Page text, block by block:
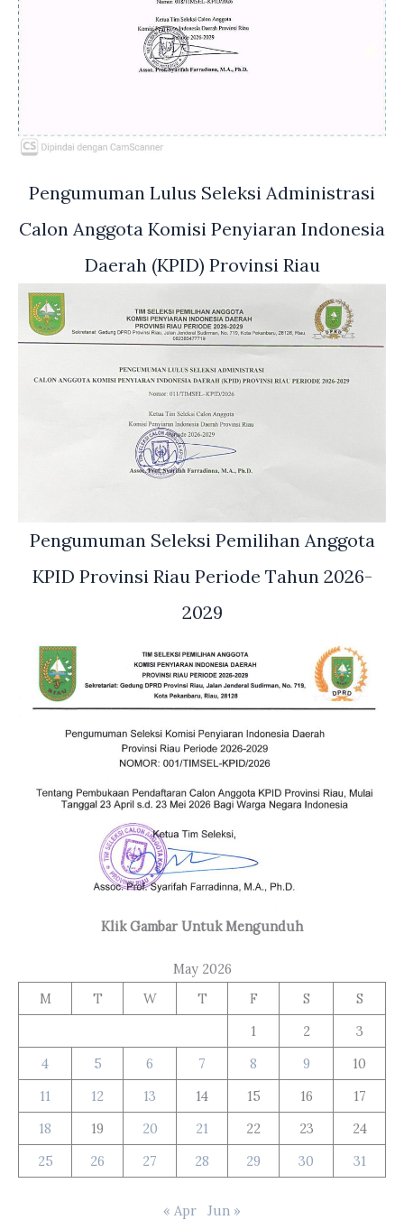
Pengumuman Lulus Seleksi Administrasi
Calon Anggota Komisi Penyiaran Indonesia
Daerah (KPID) Provinsi Riau
Pengumuman Seleksi Pemilihan Anggota
KPID Provinsi Riau Periode Tahun 2026-
2029
Klik Gambar Untuk Mengunduh
May 2026
M
T W T F S
S
1
2
3
4
5 6 7 8 9
10
11
12 13 14 15 16
17
18
19 20 21 22 23
24
25
26 27 28 29 30 31
« Apr Jun »